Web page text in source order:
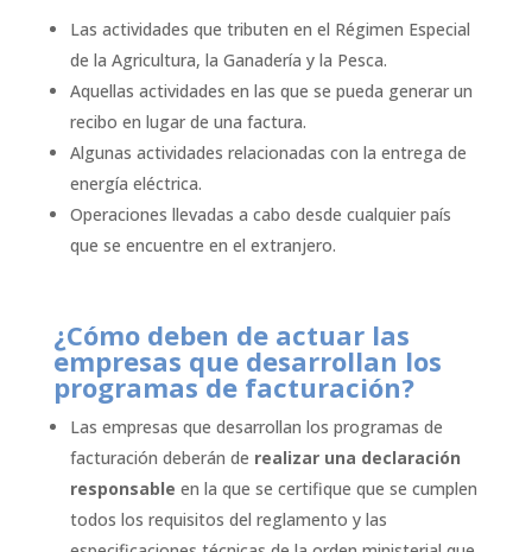
Las actividades que tributen en el Régimen Especial
de la Agricultura, la Ganadería y la Pesca.
Aquellas actividades en las que se pueda generar un
recibo en lugar de una factura.
Algunas actividades relacionadas con la entrega de
energía eléctrica.
Operaciones llevadas a cabo desde cualquier país
que se encuentre en el extranjero.
¿Cómo deben de actuar las
empresas que desarrollan los
programas de facturación?
Las empresas que desarrollan los programas de
facturación deberán de realizar una declaración
responsable en la que se certifique que se cumplen
todos los requisitos del reglamento y las